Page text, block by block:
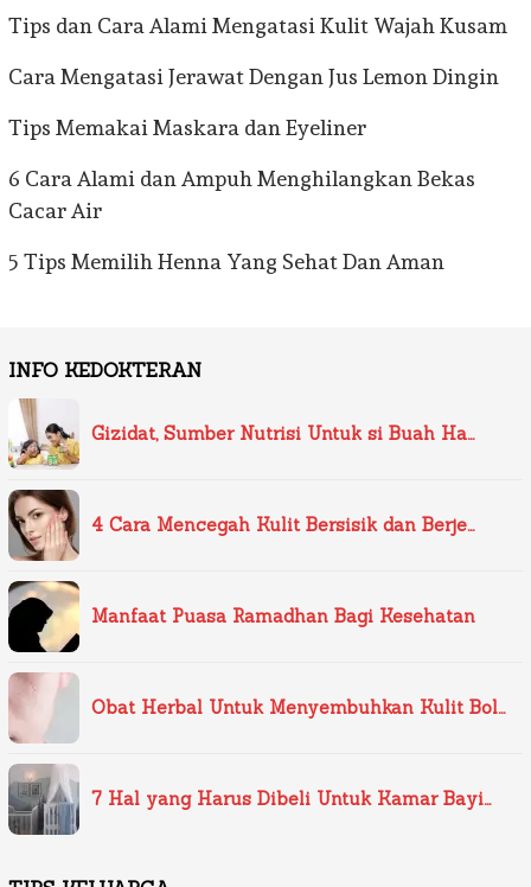
Tips dan Cara Alami Mengatasi Kulit Wajah Kusam
Cara Mengatasi Jerawat Dengan Jus Lemon Dingin
Tips Memakai Maskara dan Eyeliner
6 Cara Alami dan Ampuh Menghilangkan Bekas
Cacar Air
5 Tips Memilih Henna Yang Sehat Dan Aman
INFO KEDOKTERAN
Gizidat, Sumber Nutrisi Untuk si Buah Ha…
4 Cara Mencegah Kulit Bersisik dan Berje…
Manfaat Puasa Ramadhan Bagi Kesehatan
Obat Herbal Untuk Menyembuhkan Kulit Bol…
7 Hal yang Harus Dibeli Untuk Kamar Bayi…